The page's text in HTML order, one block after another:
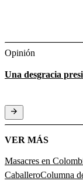
Opinión
Una desgracia
VER MÁS
Masacres en
CaballeroColumna